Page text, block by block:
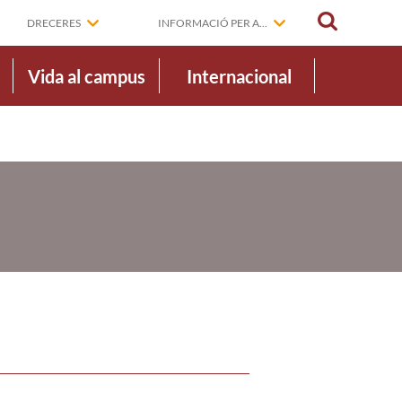
DRECERES INFORMACIÓ PER A...
Vida al campus Internacional